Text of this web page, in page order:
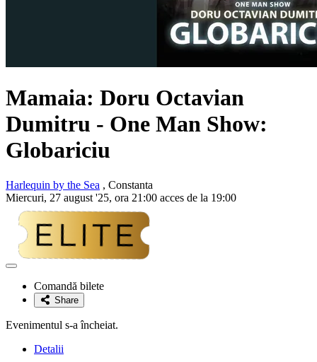
Mamaia: Doru Octavian
Dumitru - One Man Show:
Globariciu
Harlequin by the Sea , Constanta
Miercuri, 27 august '25, ora 21:00 acces de la 19:00
Adaugă
favoriteComandă bilete
Share
Evenimentul s-a încheiat.
Detalii